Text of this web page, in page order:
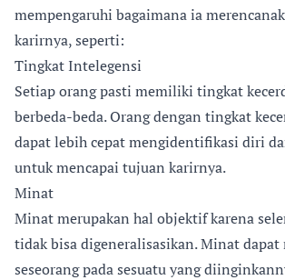
mempengaruhi bagaimana ia
karirnya, seperti:
Tingkat Intelegensi
Setiap orang pasti memiliki tingkat
berbeda-beda. Orang dengan tingkat
dapat lebih cepat mengidentifikasi diri
untuk mencapai tujuan karirnya.
Minat
Minat merupakan hal objektif karena
tidak bisa digeneralisasikan. Minat dapat
seseorang pada sesuatu yang